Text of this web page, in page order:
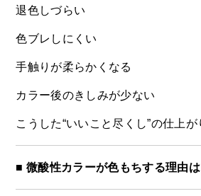
退色しづらい
色ブレしにくい
手触りが柔らかくなる
カラー後のきしみが少ない
こうした“いいこと尽くし”の仕上が
■ 微酸性カラーが色もちする理由